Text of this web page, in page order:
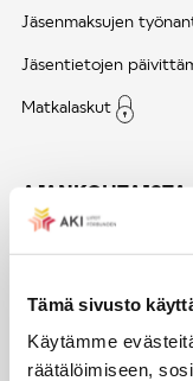
Tämä sivusto
Käytämme
räätälöimiseen,
Jäsenmaksujen
Jäsentietojen
Matkalaskut
AJANKOHTAISTA
Crux-lehti